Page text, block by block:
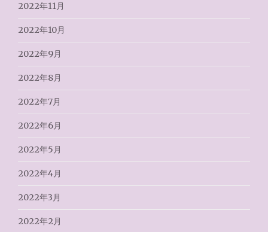
2022年11月
2022年10月
2022年9月
2022年8月
2022年7月
2022年6月
2022年5月
2022年4月
2022年3月
2022年2月